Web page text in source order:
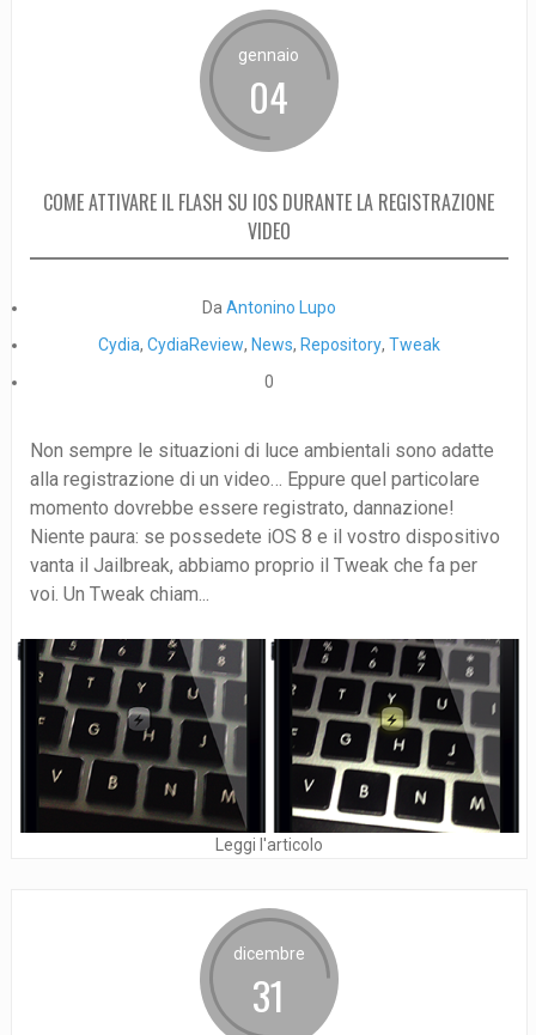
gennaio
04
COME ATTIVARE IL FLASH SU IOS DURANTE LA REGISTRAZIONE
VIDEO
Da Antonino Lupo
Cydia, CydiaReview, News, Repository, Tweak
0
Non sempre le situazioni di luce ambientali sono adatte
alla registrazione di un video… Eppure quel particolare
momento dovrebbe essere registrato, dannazione!
Niente paura: se possedete iOS 8 e il vostro dispositivo
vanta il Jailbreak, abbiamo proprio il Tweak che fa per
voi. Un Tweak chiam...
Leggi l'articolo
dicembre
31